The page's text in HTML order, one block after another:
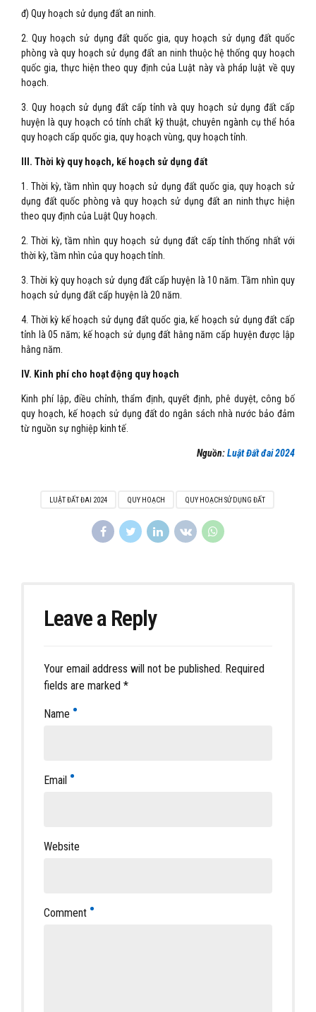
đ) Quy hoạch sử dụng đất an ninh.
2. Quy hoạch sử dụng đất quốc gia, quy hoạch sử dụng đất quốc
phòng và quy hoạch sử dụng đất an ninh thuộc hệ thống quy hoạch
quốc gia, thực hiện theo quy định của Luật này và pháp luật về quy
hoạch.
3. Quy hoạch sử dụng đất cấp tỉnh và quy hoạch sử dụng đất cấp
huyện là quy hoạch có tính chất kỹ thuật, chuyên ngành cụ thể hóa
quy hoạch cấp quốc gia, quy hoạch vùng, quy hoạch tỉnh.
III. Thời kỳ quy hoạch, kế hoạch sử dụng đất
1. Thời kỳ, tầm nhìn quy hoạch sử dụng đất quốc gia, quy hoạch sử
dụng đất quốc phòng và quy hoạch sử dụng đất an ninh thực hiện
theo quy định của Luật Quy hoạch.
2. Thời kỳ, tầm nhìn quy hoạch sử dụng đất cấp tỉnh thống nhất với
thời kỳ, tầm nhìn của quy hoạch tỉnh.
3. Thời kỳ quy hoạch sử dụng đất cấp huyện là 10 năm. Tầm nhìn quy
hoạch sử dụng đất cấp huyện là 20 năm.
4. Thời kỳ kế hoạch sử dụng đất quốc gia, kế hoạch sử dụng đất cấp
tỉnh là 05 năm; kế hoạch sử dụng đất hằng năm cấp huyện được lập
hằng năm.
IV. Kinh phí cho hoạt động quy hoạch
Kinh phí lập, điều chỉnh, thẩm định, quyết định, phê duyệt, công bố
quy hoạch, kế hoạch sử dụng đất do ngân sách nhà nước bảo đảm
từ nguồn sự nghiệp kinh tế.
Nguồn:Luật Đất đai 2024
LUẬT ĐẤT ĐAI 2024 QUY HOẠCH QUY HOẠCH SỬ DỤNG ĐẤT
Leave a Reply
Your email address will not be published. Required
fields are marked *
Comment
Name
Email
Website